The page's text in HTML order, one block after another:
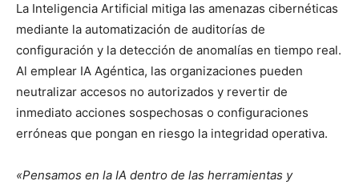
La Inteligencia Artificial mitiga las amenazas cibernéticas
mediante la automatización de auditorías de
configuración y la detección de anomalías en tiempo real.
Al emplear IA Agéntica, las organizaciones pueden
neutralizar accesos no autorizados y revertir de
inmediato acciones sospechosas o configuraciones
erróneas que pongan en riesgo la integridad operativa.
«Pensamos en la IA dentro de las herramientas y